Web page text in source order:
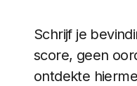
Schrijf je
score, geen
ontdekte